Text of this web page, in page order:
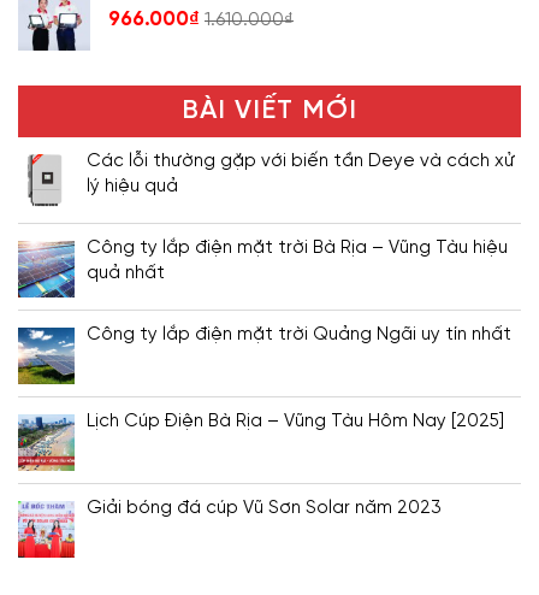
966.000₫ 1.610.000₫
BÀI VIẾT MỚI
Các lỗi thường gặp với biến tần Deye và cách xử
lý hiệu quả
Công ty lắp điện mặt trời Bà Rịa – Vũng Tàu hiệu
quả nhất
Công ty lắp điện mặt trời Quảng Ngãi uy tín nhất
Lịch Cúp Điện Bà Rịa – Vũng Tàu Hôm Nay [2025]
Giải bóng đá cúp Vũ Sơn Solar năm 2023